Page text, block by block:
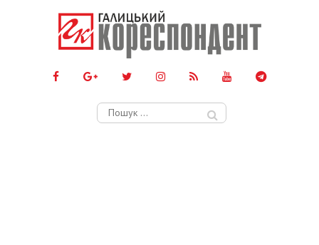
Пошук: